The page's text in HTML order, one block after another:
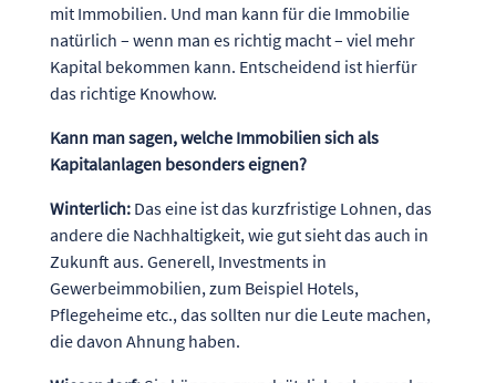
mit Immobilien. Und man kann für die Immobilie
natürlich – wenn man es richtig macht – viel mehr
Kapital bekommen kann. Entscheidend ist hierfür
das richtige Knowhow.
Kann man sagen, welche Immobilien sich als
Kapitalanlagen besonders eignen?
Winterlich:Das eine ist das kurzfristige Lohnen, das
andere die Nachhaltigkeit, wie gut sieht das auch in
Zukunft aus. Generell, Investments in
Gewerbeimmobilien, zum Beispiel Hotels,
Pflegeheime etc., das sollten nur die Leute machen,
die davon Ahnung haben.